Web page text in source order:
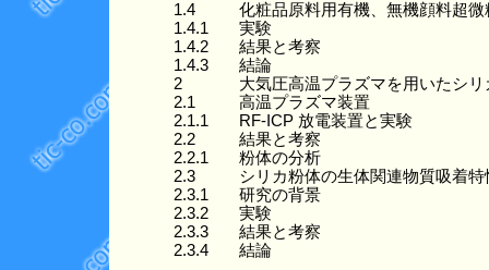
1.4
化粧品原料用有機、無機顔料超
1.4.1
実験
1.4.2
結果と考察
1.4.3
結論
2
大気圧高温プラズマを用いたシ
2.1
高温プラズマ装置
2.1.1
RF-ICP 放電装置と実験
2.2
結果と考察
2.2.1
粉体の分析
2.3
シリカ粉体の生体関連物質吸着特
2.3.1
研究の背景
2.3.2
実験
2.3.3
結果と考察
2.3.4
結論